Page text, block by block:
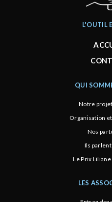
L'OUTIL
QUI
Notre
Organisation
Nos
Ils
Le Prix
LES